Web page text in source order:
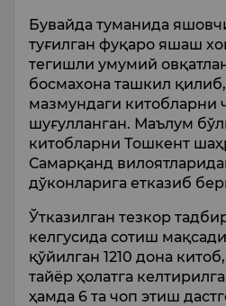
Бувайда туманида
туғилган фуқаро яшаш
тегишли умумий
босмахона ташкил
мазмундаги китобларни
шуғулланган. Маълум
китобларни Тошкент
Самарқанд
дўконларига етказиб
Ўтказилган тезкор
келгусида сотиш
қўйилган 1210 дона
тайёр ҳолатга
ҳамда 6 та чоп этиш